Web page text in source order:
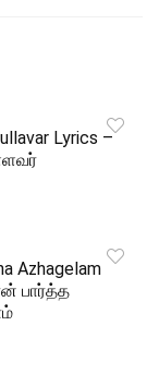
Lyrics –
Azhagelam
பார்த்த